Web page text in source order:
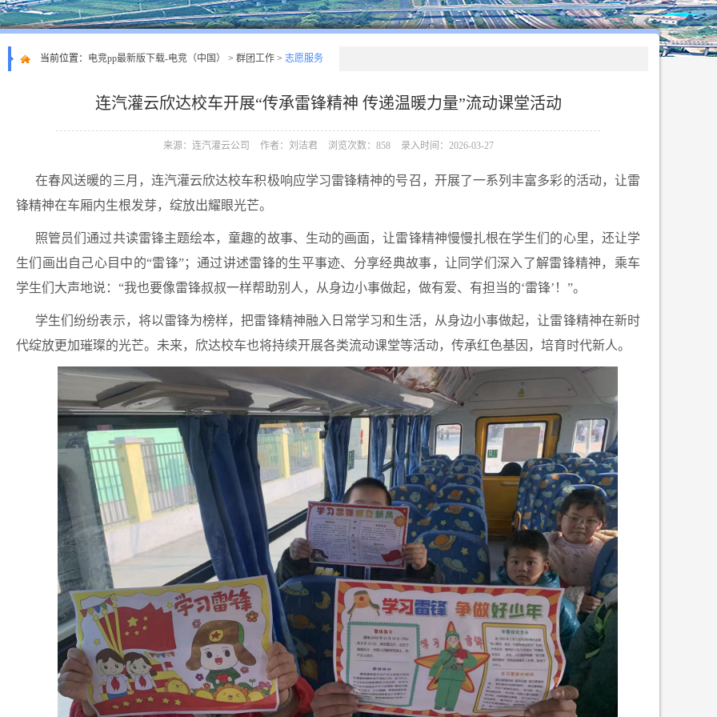
当前位置： 电竞pp最新版下载-电竞（中国） > 群团工作 > 志愿服务
连汽灌云欣达校车开展“传承雷锋精神 传递温暖力量”流动课堂活动
来源：连汽灌云公司 作者：刘洁君 浏览次数：858 录入时间：2026-03-27
在春风送暖的三月，连汽灌云欣达校车积极响应学习雷锋精神的号召，开展了一系列丰富多彩的活动，让雷
锋精神在车厢内生根发芽，绽放出耀眼光芒。
照管员们通过共读雷锋主题绘本，童趣的故事、生动的画面，让雷锋精神慢慢扎根在学生们的心里，还让学
生们画出自己心目中的“雷锋”；通过讲述雷锋的生平事迹、分享经典故事，让同学们深入了解雷锋精神，乘车
学生们大声地说：“我也要像雷锋叔叔一样帮助别人，从身边小事做起，做有爱、有担当的‘雷锋’！”。
学生们纷纷表示，将以雷锋为榜样，把雷锋精神融入日常学习和生活，从身边小事做起，让雷锋精神在新时
代绽放更加璀璨的光芒。未来，欣达校车也将持续开展各类流动课堂等活动，传承红色基因，培育时代新人。